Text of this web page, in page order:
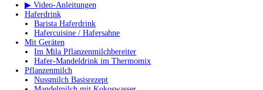
▶ Video-Anleitungen
Haferdrink
Barista Haferdrink
Hafercuisine / Hafersahne
Mit Geräten
Im Mila Pflanzenmilchbereiter
Hafer-Mandeldrink im Thermomix
Pflanzenmilch
Nussmilch Basisrezept